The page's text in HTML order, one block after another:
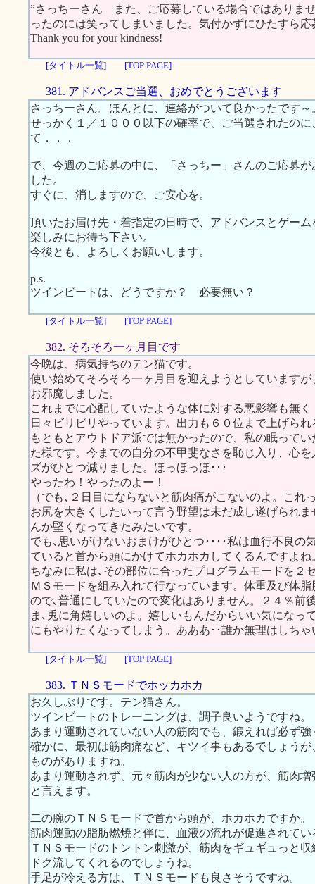
”さっちーさん また、ご応募している場合ではありま
ったのには笑ってしまいました。気付かずにひたすら
Thank you for your kindness!
[タイトル一覧] [TOP PAGE]
381. アドバンスご当選、おめでとうございます
さっちーさん。ほんとに、連絡がついて良かったです～
せっかく１／１０００以下の確率で、ご当選されたの
て．．．
で、今週のご応募の中に、「さっちー」さんのご応募
した。
すぐに、消しますので、ご安心を。
頂いたお届け先・着指定の日時で、アドバンスとゲー
楽しみにお待ち下さい。
今後とも、よろしくお願いします。
p.s.
ツインビートは、どうですか？ 必要無い？
[タイトル一覧] [TOP PAGE]
382. そろそろ一ヶ月目です
今晩は、病気持ちのテン猫です。
使い始めてそろそろ一ヶ月目を迎えようとしています
お邪魔しました。
これまでに心配していたような体に対する悪影響も無
日々ビリビリやっています。出力も６０位まで上げら
もともとアウトドア派では無かったので、私の眠って
た様です。今までの自分の不甲斐なさを恥じ入り、心
ズがひとつ減りました。ほっほっほ･･･
やったわ！やったのよー！
（でも､２日目にならないと筋肉痛がこないのよ。これ
お尻を大きくしたいって言う野望は未だ成し遂げられ
んか堅くなってきたみたいです。
でも､思いがけないおまけがひとつ････私は血行不良の
ていると首から頭にかけてホカホカしてくるんですよ
ちなみに私は､その部位に合ったプログラムモードを２
ＭＳモードを組み入れて行なっています。体重及び体
ので､普通にしていたので変化はありません。２４％前
ま､兎に角嬉しいのよ。嬉しいもんだからいい気になっ
にもやりたくなってしまう。あああ･･誰か無理はしち
[タイトル一覧] [TOP PAGE]
383. ＴＮＳモードでホッカホカ
お久しぶりです。テン猫さん。
ツインビートのトレーニングは、調子良いようですね。
あまり運動されていない人の筋肉でも、鍛えれば必ず
確かに、最初は筋肉痛など、キツイ事もあるでしょう
ものがありますね。
あまり運動されず、元々筋肉が少ない人の方が、筋肉
と言えます。
二の腕のＴＮＳモードで首から頭が、ホカホカですか。
筋肉運動の脂肪燃焼と伴に、血液の流れが促進されて
ＴＮＳモードのトントン刺激が、筋肉をギュギュっと
ドク流してくれるのでしょうね。
手足が冷える方は、ＴＮＳモードも良さそうですね。